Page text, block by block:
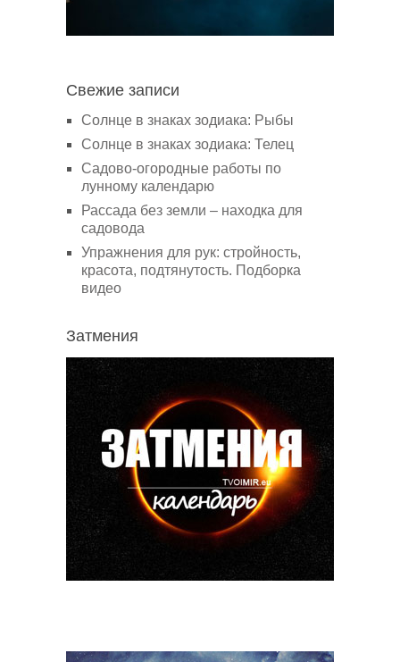
Свежие записи
Солнце в знаках зодиака: Рыбы
Солнце в знаках зодиака: Телец
Садово-огородные работы по
лунному календарю
Рассада без земли – находка для
садовода
Упражнения для рук: стройность,
красота, подтянутость. Подборка
видео
Затмения